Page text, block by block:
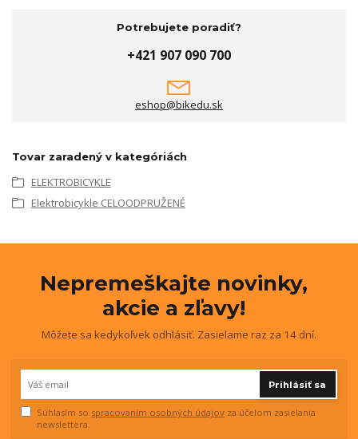
Potrebujete poradiť?
+421 907 090 700
eshop@bikedu.sk
Tovar zaradený v kategóriách
ELEKTROBICYKLE
Elektrobicykle CELOODPRUŽENÉ
Nepremeškajte novinky,
akcie a zľavy!
Môžete sa kedykoľvek odhlásiť. Zasielame raz za 14 dní.
Prihlásiť sa
Súhlasím so spracovaním osobných údajov za účelom zasielania
newslettera.